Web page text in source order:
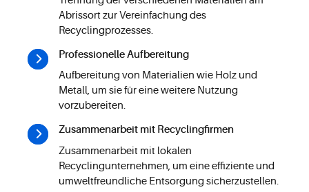
Abrissort zur Vereinfachung des
Recyclingprozesses.
Professionelle Aufbereitung
Aufbereitung von Materialien wie Holz und
Metall, um sie für eine weitere Nutzung
vorzubereiten.
Zusammenarbeit mit Recyclingfirmen
Zusammenarbeit mit lokalen
Recyclingunternehmen, um eine effiziente und
umweltfreundliche Entsorgung sicherzustellen.